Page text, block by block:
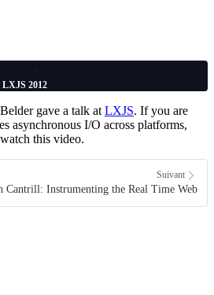
2012
gave a talk at LXJS. If you are
asynchronous I/O across platforms,
this video.
Suivant
Cantrill: Instrumenting the Real Time Web